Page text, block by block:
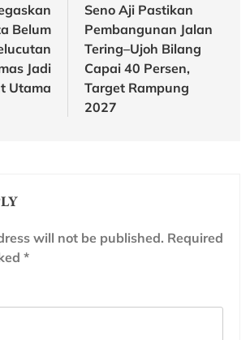
Belum
Jadi
Utama
Seno Aji Pastikan
Pembangunan Jalan
Tering–Ujoh Bilang
Capai 40 Persen,
Target Rampung
2027
will not be published. Required
*